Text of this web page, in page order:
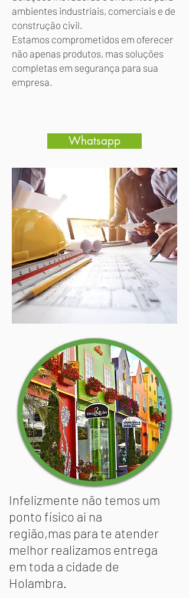
ambientes industriais, comerciais e de
construção civil.
Estamos comprometidos em oferecer
não apenas produtos, mas soluções
completas em segurança para sua
empresa.
Whatsapp
Infelizmente não temos um
ponto físico ai na
região,mas para te atender
melhor realizamos entrega
em toda a cidade de
Holambra.